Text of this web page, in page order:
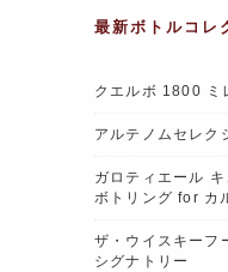
最新ボトルコレ
クエルボ 1800 ミ
アルテノムセレ
ガロティエール
ボトリング for カ
ザ・ウイスキーフ
シグナトリー